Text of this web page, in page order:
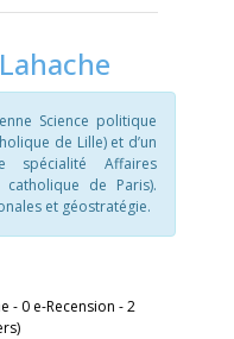
Science politique
de Lille) et d’un
spécialité Affaires
de Paris).
et géostratégie.
- 0 e-Recension - 2